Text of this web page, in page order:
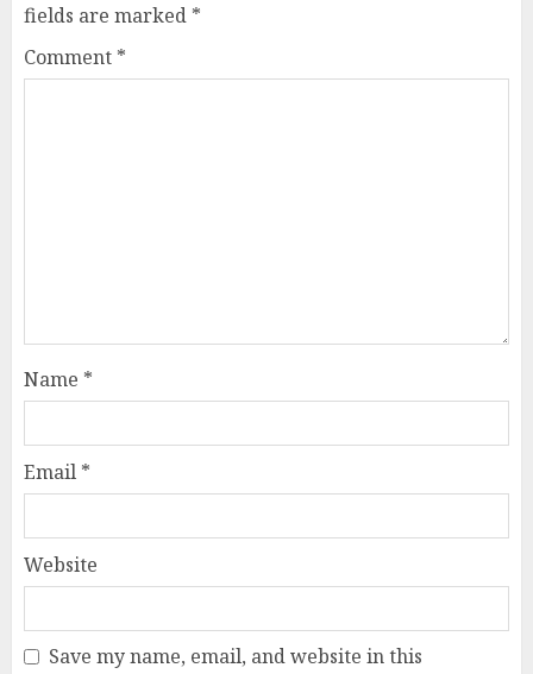
fields are marked *
Comment *
Name *
Email *
Website
Save my name, email, and website in this